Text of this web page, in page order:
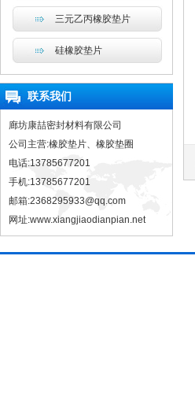
三元乙丙橡胶垫片
硅橡胶垫片
联系我们
廊坊康喆密封材料有限公司
公司主营:橡胶垫片、橡胶垫圈
电话:13785677201
手机:13785677201
邮箱:2368295933@qq.com
网址:www.xiangjiaodianpian.net